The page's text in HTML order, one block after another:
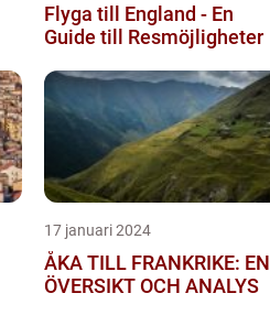
Flyga till England - En
Guide till Resmöjligheter
17 januari 2024
ÅKA TILL FRANKRIKE: EN
ÖVERSIKT OCH ANALYS